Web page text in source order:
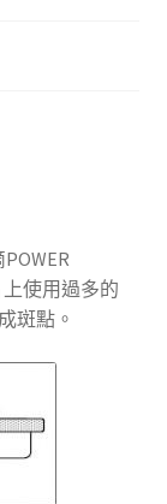
使用過多的
斑點。